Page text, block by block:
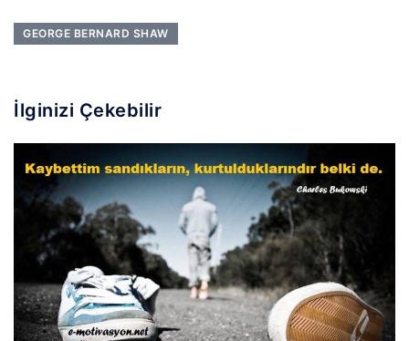
GEORGE BERNARD SHAW
İlginizi Çekebilir